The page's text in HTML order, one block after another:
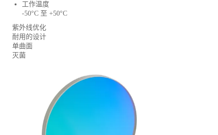
工作温度
-50°C 至 +50°C
紫外线优化
耐用的设计
单曲面
灭菌